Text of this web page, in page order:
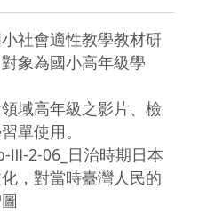
社會適性教學教材研
象為國小高年級學
域高年級之影片、檢
單使用。
Ⅲ-2-06_日治時期日本
，對當時臺灣人民的